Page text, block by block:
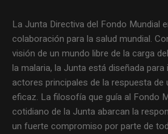
La Junta Directiva del Fondo Mundial
colaboración para la salud mundial.
visión de un mundo libre de la carga
la malaria, la Junta está diseñada
actores principales de la respuesta de
eficaz. La filosofía que guía al Fondo
cotidiano de la Junta abarcan la
un fuerte compromiso por parte de